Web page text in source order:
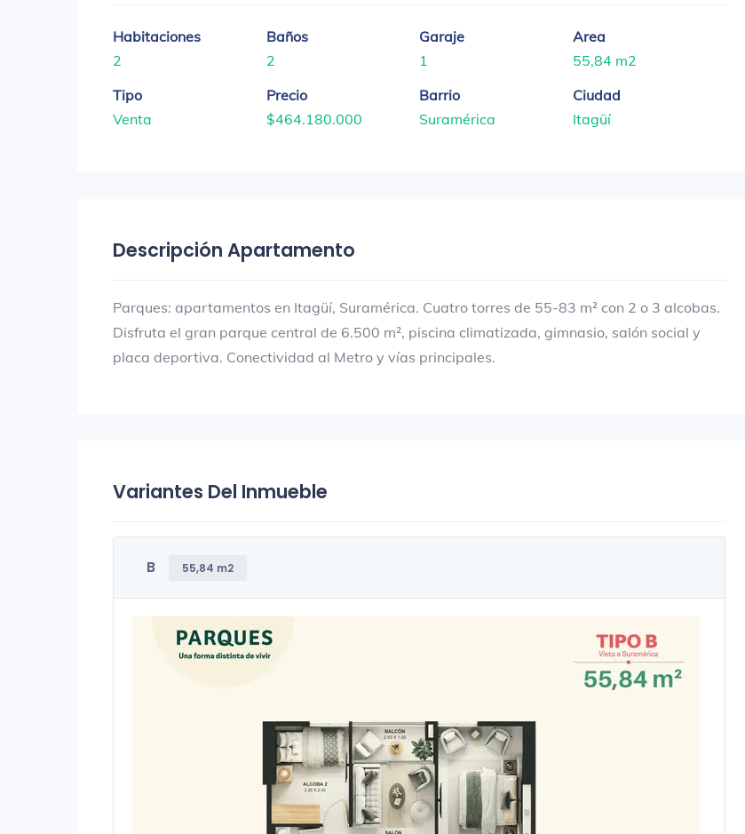
Habitaciones
2
Baños
2
Garaje
1
Area
55,84 m2
Tipo
Venta
Precio
$464.180.000
Barrio
Suramérica
Ciudad
Itagüí
Descripción Apartamento
Parques: apartamentos en Itagüí, Suramérica. Cuatro torres de 55-83 m² con 2 o 3 alcobas.
Disfruta el gran parque central de 6.500 m², piscina climatizada, gimnasio, salón social y
placa deportiva. Conectividad al Metro y vías principales.
Variantes Del Inmueble
B 55,84 m2